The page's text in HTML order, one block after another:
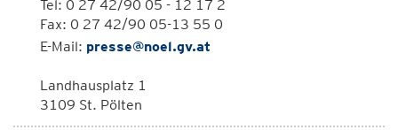
Tel: 0 27 42/90 05 - 12 17 2
Fax: 0 27 42/90 05-13 55 0
E-Mail: presse@noel.gv.at
Landhausplatz 1
3109 St. Pölten